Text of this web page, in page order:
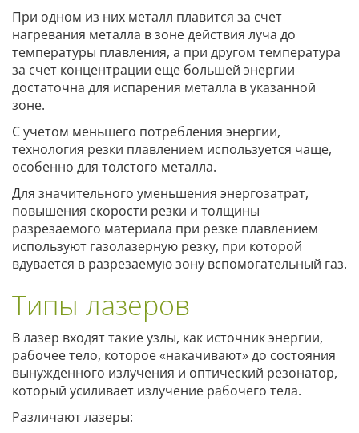
При одном из них металл плавится за счет
нагревания металла в зоне действия луча до
температуры плавления, а при другом температура
за счет концентрации еще большей энергии
достаточна для испарения металла в указанной
зоне.
С учетом меньшего потребления энергии,
технология резки плавлением используется чаще,
особенно для толстого металла.
Для значительного уменьшения энергозатрат,
повышения скорости резки и толщины
разрезаемого материала при резке плавлением
используют газолазерную резку, при которой
вдувается в разрезаемую зону вспомогательный газ.
Типы лазеров
В лазер входят такие узлы, как источник энергии,
рабочее тело, которое «накачивают» до состояния
вынужденного излучения и оптический резонатор,
который усиливает излучение рабочего тела.
Различают лазеры: